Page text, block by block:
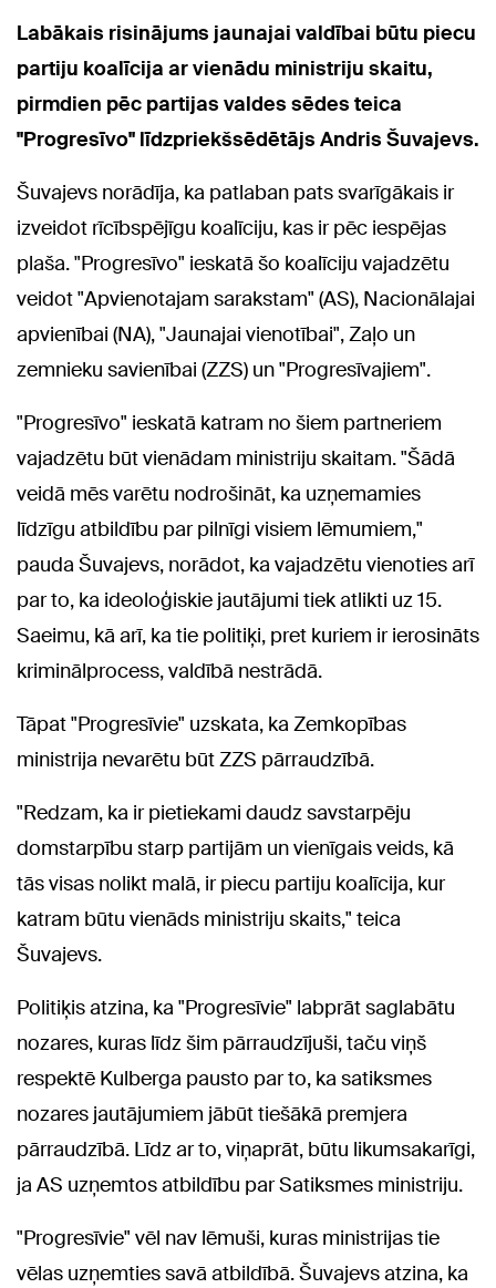
Labākais risinājums jaunajai valdībai būtu piecu
partiju koalīcija ar vienādu ministriju skaitu,
pirmdien pēc partijas valdes sēdes teica
"Progresīvo" līdzpriekšsēdētājs Andris Šuvajevs.
Šuvajevs norādīja, ka patlaban pats svarīgākais ir
izveidot rīcībspējīgu koalīciju, kas ir pēc iespējas
plaša. "Progresīvo" ieskatā šo koalīciju vajadzētu
veidot "Apvienotajam sarakstam" (AS), Nacionālajai
apvienībai (NA), "Jaunajai vienotībai", Zaļo un
zemnieku savienībai (ZZS) un "Progresīvajiem".
"Progresīvo" ieskatā katram no šiem partneriem
vajadzētu būt vienādam ministriju skaitam. "Šādā
veidā mēs varētu nodrošināt, ka uzņemamies
līdzīgu atbildību par pilnīgi visiem lēmumiem,"
pauda Šuvajevs, norādot, ka vajadzētu vienoties arī
par to, ka ideoloģiskie jautājumi tiek atlikti uz 15.
Saeimu, kā arī, ka tie politiķi, pret kuriem ir ierosināts
kriminālprocess, valdībā nestrādā.
Tāpat "Progresīvie" uzskata, ka Zemkopības
ministrija nevarētu būt ZZS pārraudzībā.
"Redzam, ka ir pietiekami daudz savstarpēju
domstarpību starp partijām un vienīgais veids, kā
tās visas nolikt malā, ir piecu partiju koalīcija, kur
katram būtu vienāds ministriju skaits," teica
Šuvajevs.
Politiķis atzina, ka "Progresīvie" labprāt saglabātu
nozares, kuras līdz šim pārraudzījuši, taču viņš
respektē Kulberga pausto par to, ka satiksmes
nozares jautājumiem jābūt tiešākā premjera
pārraudzībā. Līdz ar to, viņaprāt, būtu likumsakarīgi,
ja AS uzņemtos atbildību par Satiksmes ministriju.
"Progresīvie" vēl nav lēmuši, kuras ministrijas tie
vēlas uzņemties savā atbildībā. Šuvajevs atzina, ka